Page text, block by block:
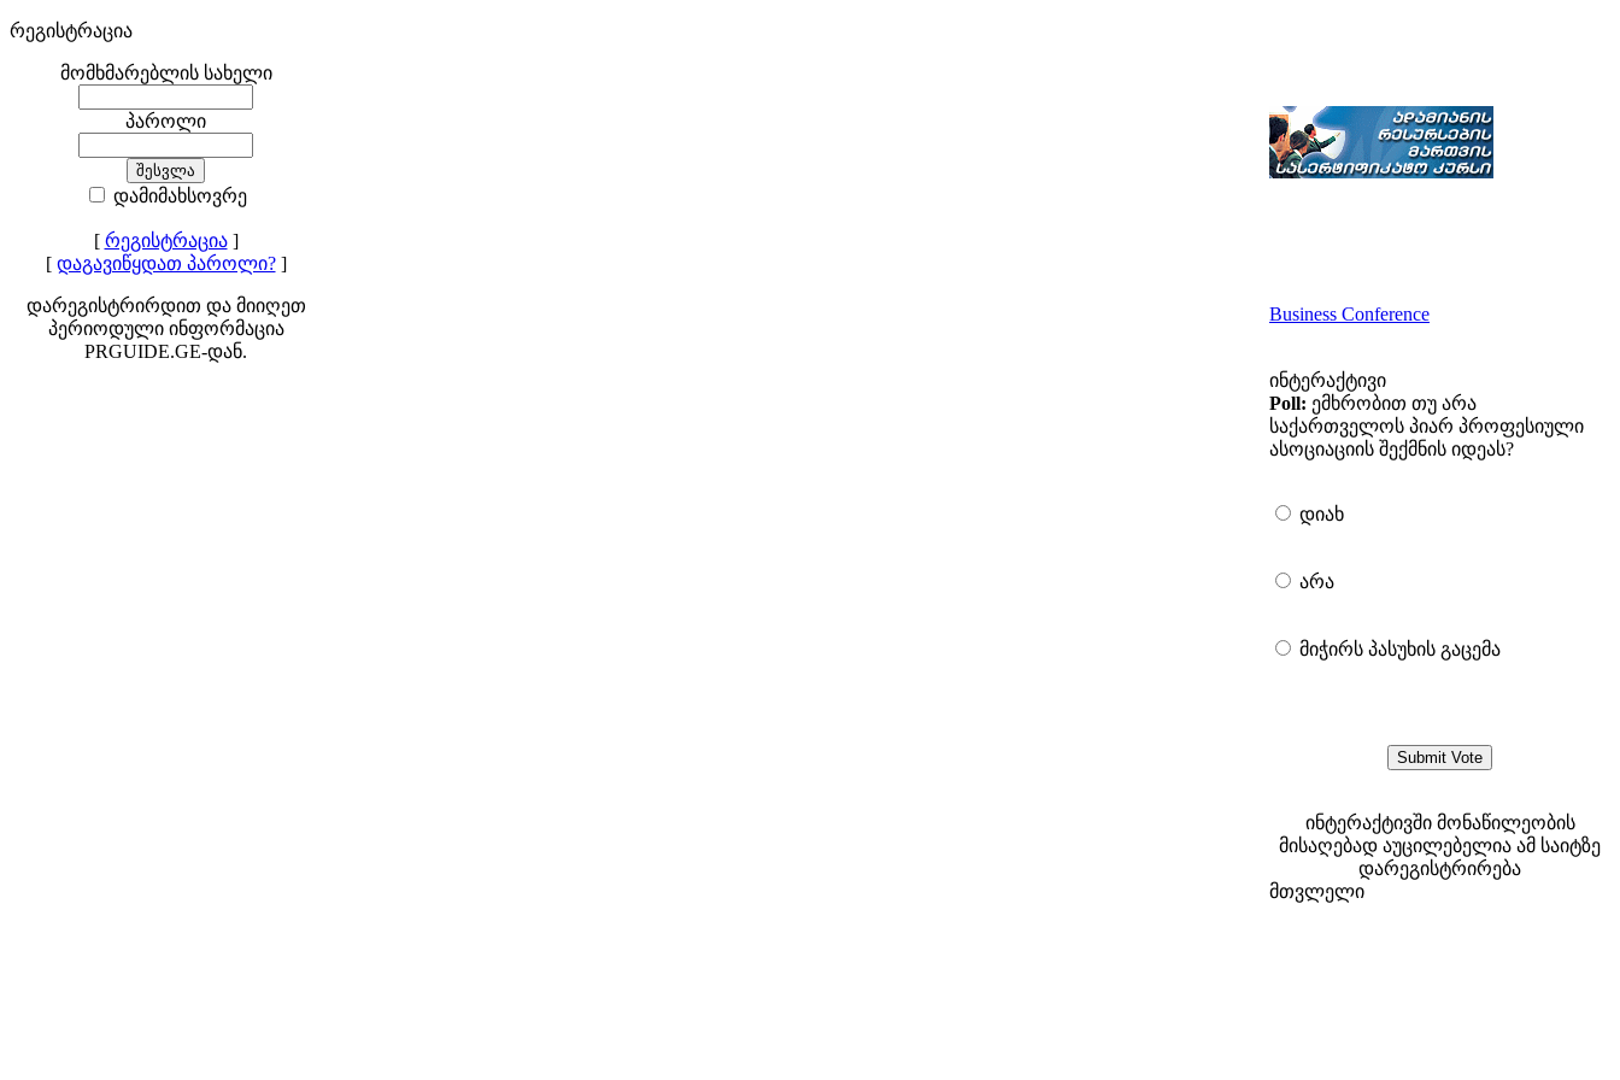
რეგისტრაცია
მომხმარებლის სახელი
პაროლი
დამიმახსოვრე
[ რეგისტრაცია]
[ დაგავიწყდათ პაროლი?]
დარეგისტრირდით და მიიღეთ
პერიოდული ინფორმაცია
PRGUIDE.GE-დან.
Business Conference
ინტერაქტივი
Poll: ემხრობით თუ არა
საქართველოს პიარ პროფესიული
ასოციაციის შექმნის იდეას?
დიახ
არა
მიჭირს პასუხის გაცემა
ინტერაქტივში მონაწილეობის
მისაღებად აუცილებელია ამ საიტზე
დარეგისტრირება
მთვლელი